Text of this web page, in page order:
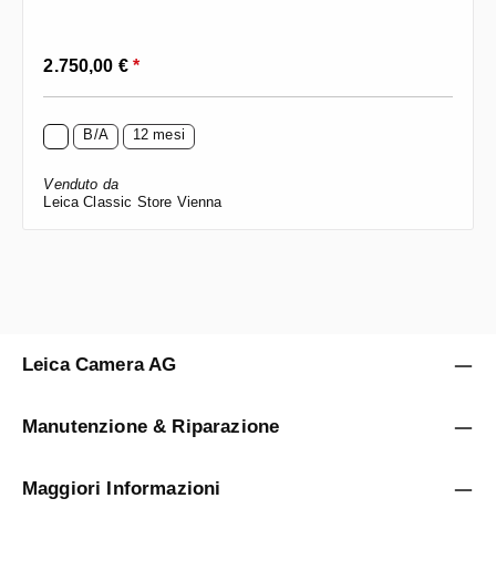
Prezzo normale:
2.750,00 €*
B/A 12 mesi
Venduto da
Leica Classic Store Vienna
Leica Camera AG
Manutenzione & Riparazione
Maggiori Informazioni